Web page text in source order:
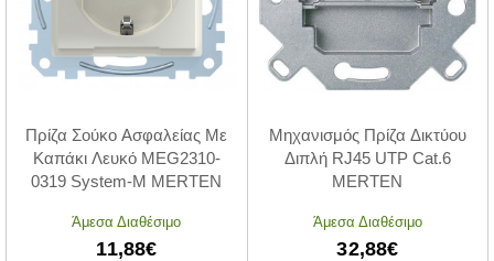
Πρίζα Σούκο Ασφαλείας Με
Καπάκι Λευκό MEG2310-
0319 System-M MERTEN
Άμεσα Διαθέσιμο
11,88€
Μηχανισμός Πρίζα Δικτύου
Διπλή RJ45 UTP Cat.6
MERTEN
Άμεσα Διαθέσιμο
32,88€